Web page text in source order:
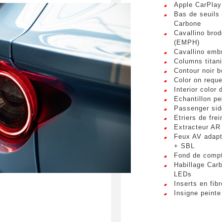
Phone number
this form, I accept that the information entered will
commercial relationship purposes.
dolor sit amet, consectetur adipiscing elit. Ut a elit sed nisl
a vel nibh. Sed aliquam varius feugiat. Suspendisse finibus nec
Mauris et malesuada augue.
Apple CarPlay
Bas de seuils
Carbone
Cavallino
(EMPH)
Cavallino
Columns
Contour noir
Color on
Interior color
Echantillon
Passenger
Etriers de
Extracteur
Feux AV
+ SBL
Fond de
Habillage
LEDs
Inserts en
Insigne